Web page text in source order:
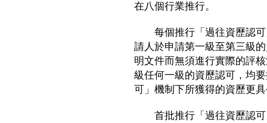
在八個行業推行。
每個推行「過往資歷認可
請人於申請第一級至第三級
明文件而無須進行實際的評
級任何一級的資歷認可，均
可」機制下所獲得的資歷更
首批推行「過往資歷認可